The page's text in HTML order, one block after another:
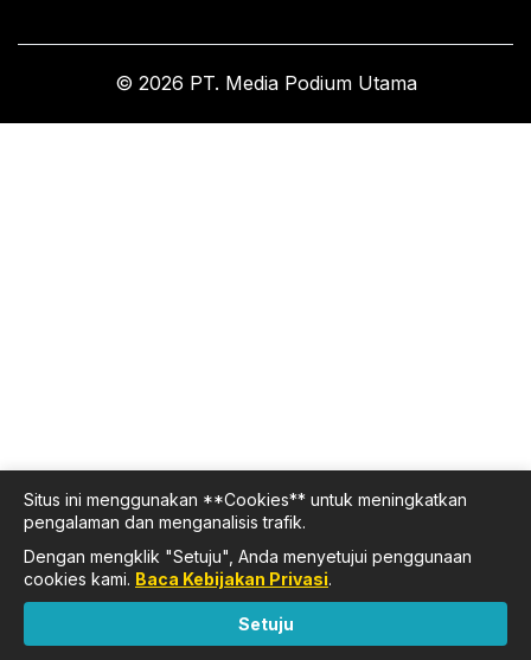
© 2026 PT. Media Podium Utama
Situs ini menggunakan **Cookies** untuk meningkatkan
pengalaman dan menganalisis trafik.
Dengan mengklik "Setuju", Anda menyetujui penggunaan
cookies kami. Baca Kebijakan Privasi.
Setuju